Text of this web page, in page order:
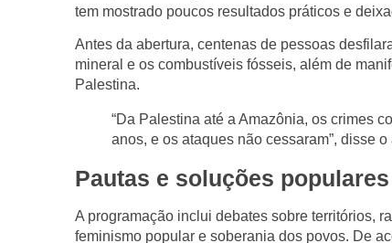
tem mostrado poucos resultados práticos e
Antes da abertura, centenas de pessoas
mineral e os combustíveis fósseis, além de
Palestina.
“Da Palestina até a Amazônia, os crimes
anos, e os ataques não cessaram”, disse
Pautas e soluções populares
A programação inclui debates sobre territórios,
feminismo popular e soberania dos povos. De